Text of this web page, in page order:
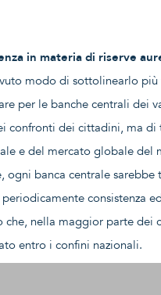
in materia di riserve
modo di sottolinearlo
per le banche centrali dei
confronti dei cittadini, ma di
e del mercato globale del
ogni banca centrale sarebbe
consistenza
che, nella maggior parte dei
entro i confini nazionali.